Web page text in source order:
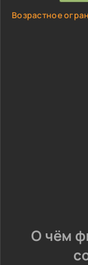
Возрастное
О чём